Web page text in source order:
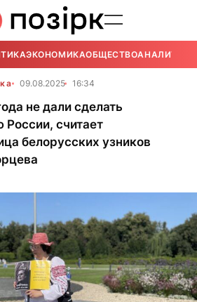
ЭКОНОМИКАОБЩЕСТВОАНАЛИТИКА
09.08.2025 16:34
не дали сделать
России, считает
белорусских узников